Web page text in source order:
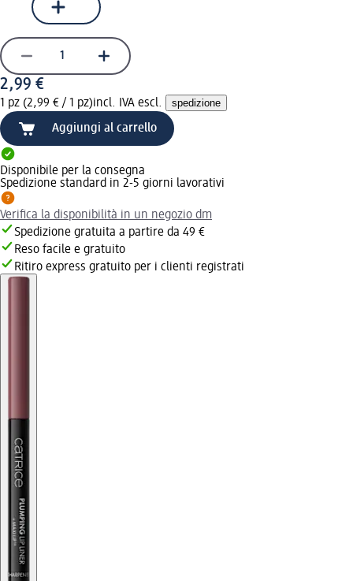
2,99 €
1 pz (2,99 € / 1 pz)incl. IVA escl. spedizione
Aggiungi al carrello
Disponibile per la consegna
Spedizione standard in 2-5 giorni lavorativi
Verifica la disponibilità in un negozio dm
Spedizione gratuita a partire da 49 €
Reso facile e gratuito
Ritiro express gratuito per i clienti registrati